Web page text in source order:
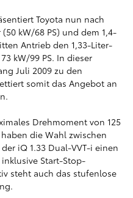
Toyota nun nach
kW/68 PS) und dem 1,4-
Antrieb den 1,33-Liter-
kW/99 PS. In dieser
Juli 2009 zu den
somit das Angebot an
Drehmoment von 125
die Wahl zwischen
iQ 1.33 Dual-VVT-i einen
Start-Stop-
steht auch das stufenlose